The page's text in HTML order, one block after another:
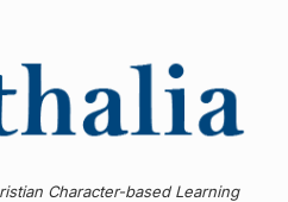
Character-based Learning